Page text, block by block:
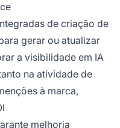
de criação de
gerar ou atualizar
a visibilidade em IA
na atividade de
à marca,
melhoria